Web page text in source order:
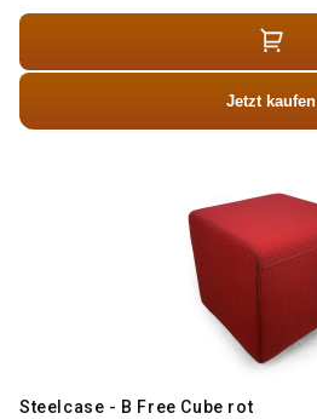
Jetzt kaufen
Steelcase - B Free Cube rot